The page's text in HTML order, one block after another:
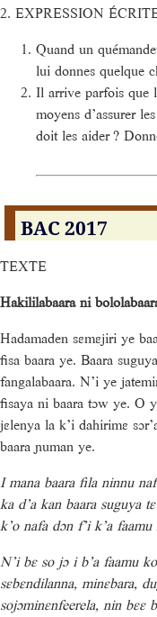
2. EXPRESSION
Quand un
lui donnes quelque
Il arrive parfois que
moyens d’assurer
doit les aider ?
BAC 2017
TEXTE
Hakililabaara ni
Hadamaden sɛmɛjiri ye
fisa baara ye. Baara
fangalabaara. N’i ye
fisaya ni baara tɔw ye. O
jɛlenya la k’i dahirimɛ
baara ɲuman ye.
I mana baara fila ninnu
ka d’a kan baara suguya
k’o nafa dɔn f’i k’a
N’i bɛ so jɔ i b’a faamu
sɛbɛndilanna, minɛbara,
sojɔminɛnfeerela, nin bɛɛ